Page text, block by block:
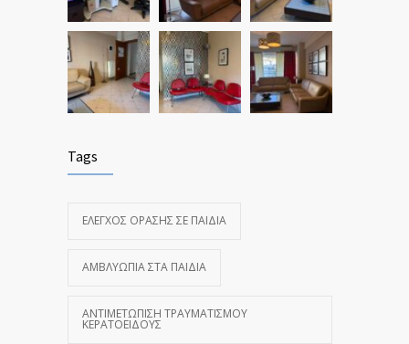
Tags
ΈΛΕΓΧΟΣ ΌΡΑΣΗΣ ΣΕ ΠΑΙΔΙΆ
ΑΜΒΛΥΩΠΊΑ ΣΤΑ ΠΑΙΔΙΆ
ΑΝΤΙΜΕΤΏΠΙΣΗ ΤΡΑΥΜΑΤΙΣΜΟΎ
ΚΕΡΑΤΟΕΙΔΟΎΣ